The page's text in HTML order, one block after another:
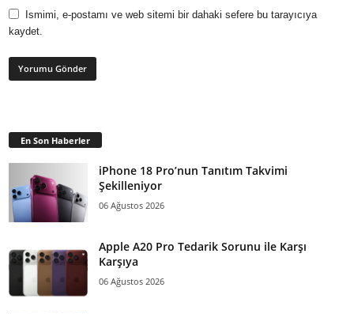
Ismimi, e-postamı ve web sitemi bir dahaki sefere bu tarayıcıya
kaydet.
En Son Haberler
iPhone 18 Pro’nun Tanıtım Takvimi
Şekilleniyor
06 Ağustos 2026
Apple A20 Pro Tedarik Sorunu ile Karşı
Karşıya
06 Ağustos 2026